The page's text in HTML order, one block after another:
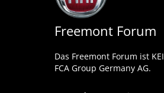
Freemont Forum
Das Freemont Forum ist
FCA Group Germany AG.